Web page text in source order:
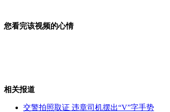
救护车鸣笛车不让道 男童不治身亡
您看完该视频的心情
相关报道
交警拍照取证 违章司机摆出“V”字手势